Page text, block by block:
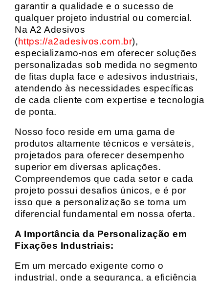
garantir a qualidade e o sucesso de
qualquer projeto industrial ou comercial.
Na A2 Adesivos
(https://a2adesivos.com.br),
especializamo-nos em oferecer soluções
personalizadas sob medida no segmento
de fitas dupla face e adesivos industriais,
atendendo às necessidades específicas
de cada cliente com expertise e tecnologia
de ponta.
Nosso foco reside em uma gama de
produtos altamente técnicos e versáteis,
projetados para oferecer desempenho
superior em diversas aplicações.
Compreendemos que cada setor e cada
projeto possui desafios únicos, e é por
isso que a personalização se torna um
diferencial fundamental em nossa oferta.
A Importância da Personalização em
Fixações Industriais:
Em um mercado exigente como o
industrial, onde a segurança, a eficiência